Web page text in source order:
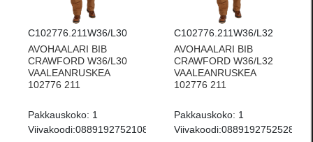
C102776.211W36/L30
AVOHAALARI BIB
CRAWFORD W36/L30
VAALEANRUSKEA
102776 211
Pakkauskoko: 1
Viivakoodi:0889192752108
C102776.211W36/L32
AVOHAALARI BIB
CRAWFORD W36/L32
VAALEANRUSKEA
102776 211
Pakkauskoko: 1
Viivakoodi:0889192752528